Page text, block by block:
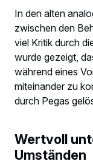
In den alten
zwischen den
viel Kritik durch
wurde gezeigt,
während eines
miteinander zu
durch Pegas
Wertvoll
Umständen